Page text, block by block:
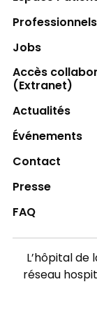
Jobs
Accès
(Extranet)
Actualités
Événements
Contact
Presse
FAQ
L’hôpital
réseau